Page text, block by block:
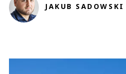
JAKUB SADOWSKI